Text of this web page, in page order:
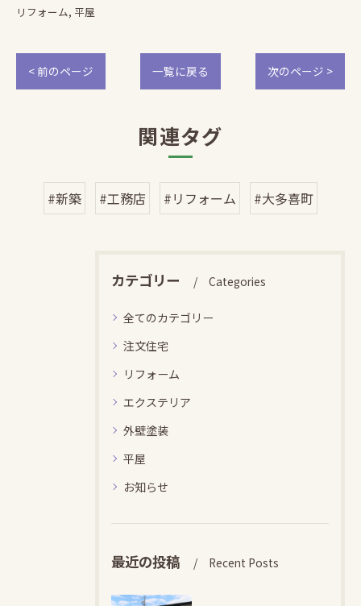
リフォーム 平屋
< 前のページ 一覧に戻る 次のページ >
関連タグ
#新築 #工務店 #リフォーム #大多喜町
カテゴリー Categories
全てのカテゴリー
注文住宅
リフォーム
エクステリア
外壁塗装
平屋
お知らせ
最近の投稿 Recent Posts